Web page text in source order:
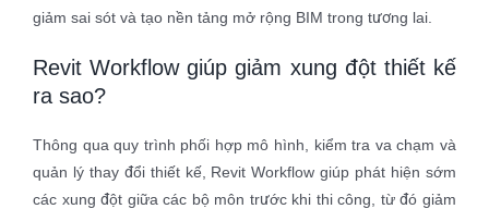
giảm sai sót và tạo nền tảng mở rộng BIM trong tương lai.
Revit Workflow giúp giảm xung đột thiết kế
ra sao?
Thông qua quy trình phối hợp mô hình, kiểm tra va chạm và
quản lý thay đổi thiết kế, Revit Workflow giúp phát hiện sớm
các xung đột giữa các bộ môn trước khi thi công, từ đó giảm